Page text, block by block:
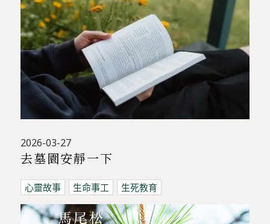
2026-03-27
去墓園安靜一下
心靈故事 生命事工 生死教育